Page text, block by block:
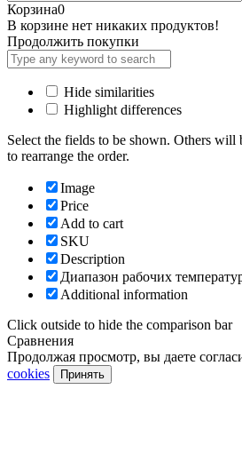
Корзина0
В корзине нет никаких продуктов!
Продолжить покупки
Hide similarities
Highlight differences
Select the fields to be shown. Others will
to rearrange the order.
Image
Price
Add to cart
SKU
Description
Диапазон рабочих
Additional information
Click outside to hide the comparison bar
Сравнения
Продолжая просмотр, вы даете
cookies
Принять